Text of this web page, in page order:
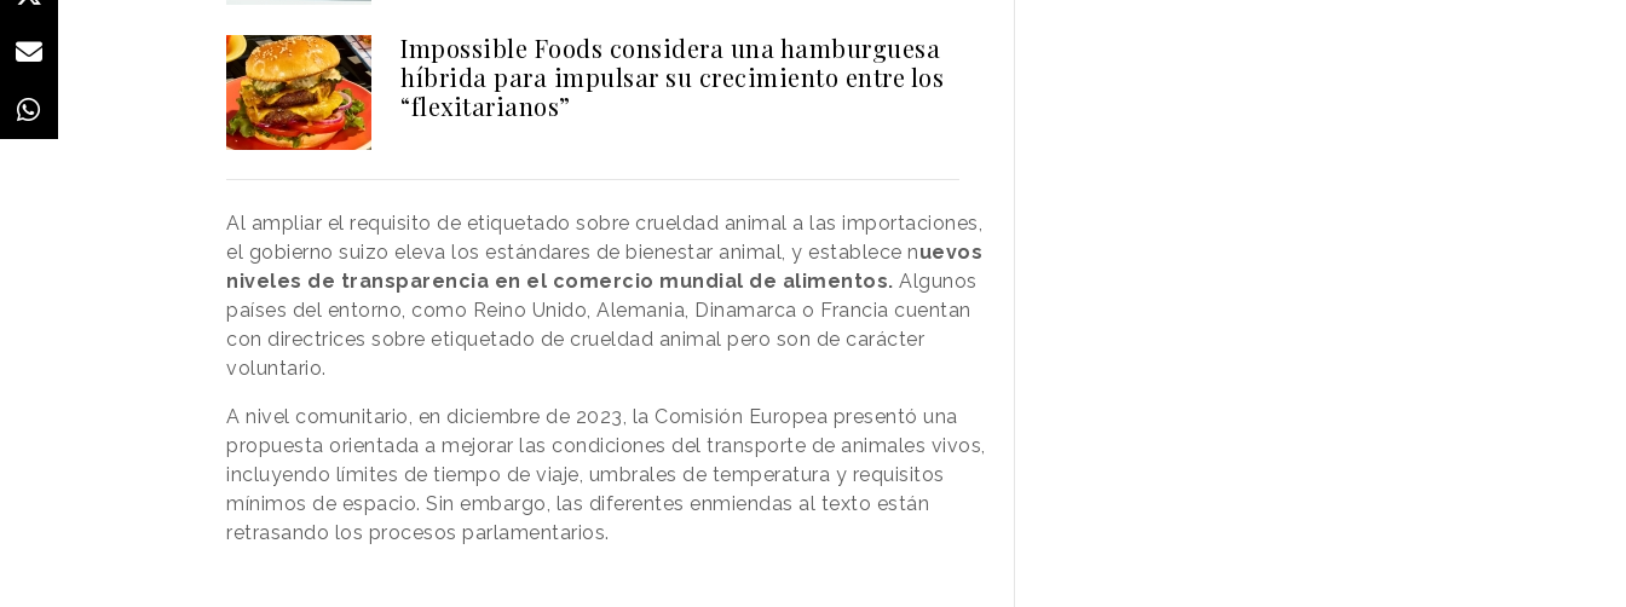
Impossible Foods considera una hamburguesa
híbrida para impulsar su crecimiento entre los
“flexitarianos”
Al ampliar el requisito de etiquetado sobre crueldad animal a las importaciones,
el gobierno suizo eleva los estándares de bienestar animal, y establece nuevos
niveles de transparencia en el comercio mundial de alimentos. Algunos
países del entorno, como Reino Unido, Alemania, Dinamarca o Francia cuentan
con directrices sobre etiquetado de crueldad animal pero son de carácter
voluntario.
A nivel comunitario, en diciembre de 2023, la Comisión Europea presentó una
propuesta orientada a mejorar las condiciones del transporte de animales vivos,
incluyendo límites de tiempo de viaje, umbrales de temperatura y requisitos
mínimos de espacio. Sin embargo, las diferentes enmiendas al texto están
retrasando los procesos parlamentarios.